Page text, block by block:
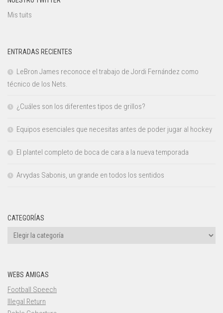
Mis tuits
ENTRADAS RECIENTES
LeBron James reconoce el trabajo de Jordi Fernández como
técnico de los Nets.
¿Cuáles son los diferentes tipos de grillos?
Equipos esenciales que necesitas antes de poder jugar al hockey
El plantel completo de boca de cara a la nueva temporada
Arvydas Sabonis, un grande en todos los sentidos
CATEGORÍAS
Categorías
WEBS AMIGAS
Football Speech
Illegal Return